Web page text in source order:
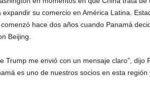
expandir su comercio en América Latina.
hace dos años cuando Panamá
Beijing.
Trump me envió con un mensaje claro”, dijo
es uno de nuestros socios en esta región